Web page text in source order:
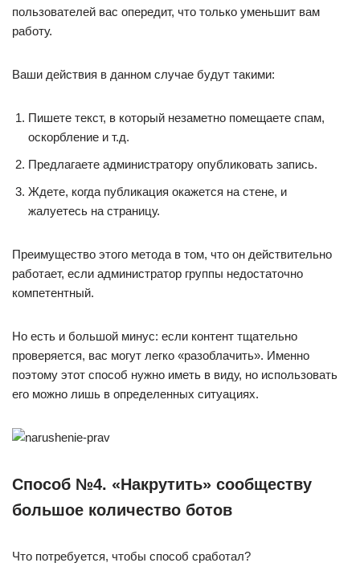
пользователей вас опередит, что только уменьшит вам
работу.
Ваши действия в данном случае будут такими:
Пишете текст, в который незаметно помещаете спам,
оскорбление и т.д.
Предлагаете администратору опубликовать запись.
Ждете, когда публикация окажется на стене, и
жалуетесь на страницу.
Преимущество этого метода в том, что он действительно
работает, если администратор группы недостаточно
компетентный.
Но есть и большой минус: если контент тщательно
проверяется, вас могут легко «разоблачить». Именно
поэтому этот способ нужно иметь в виду, но использовать
его можно лишь в определенных ситуациях.
Способ №4. «Накрутить» сообществу
большое количество ботов
Что потребуется, чтобы способ сработал?